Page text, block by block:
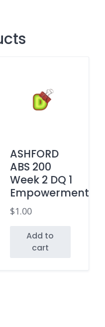
ASHFORD
ABS 200
Week 2 DQ 1
Empowerment
$1.00
Add to
cart